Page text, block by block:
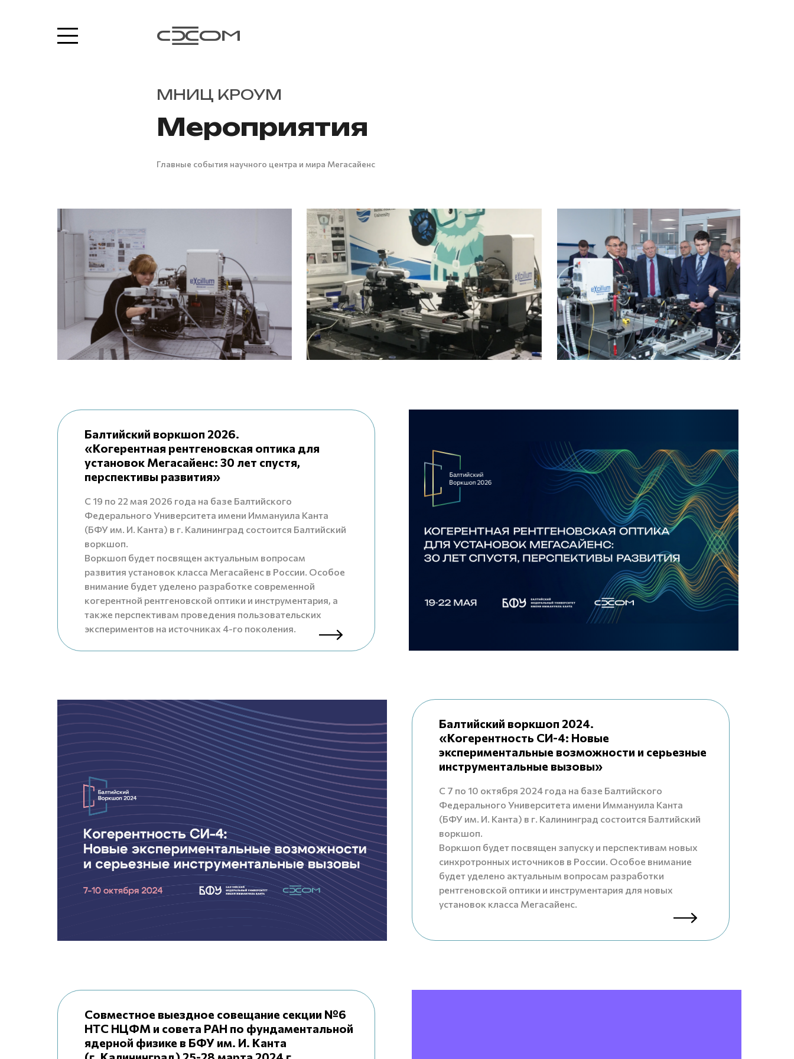
МНИЦ КРОУМ
Мероприятия
Главные события научного центра и мира Мегасайенс
Балтийский воркшоп 2026.
«Когерентная рентгеновская оптика для
установок Мегасайенс: 30 лет спустя,
перспективы развития»
С 19 по 22 мая 2026 года на базе Балтийского
Федерального Университета имени Иммануила Канта
(БФУ им. И. Канта) в г. Калининград состоится Балтийский
воркшоп.
Воркшоп будет посвящен актуальным вопросам
развития установок класса Мегасайенс в России. Особое
внимание будет уделено разработке современной
когерентной рентгеновской оптики и инструментария, а
также перспективам проведения пользовательских
экспериментов на источниках 4-го поколения.
Балтийский воркшоп 2024.
«Когерентность СИ-4: Новые
экспериментальные возможности и серьезные
инструментальные вызовы»
С 7 по 10 октября 2024 года на базе Балтийского
Федерального Университета имени Иммануила Канта
(БФУ им. И. Канта) в г. Калининград состоится Балтийский
воркшоп.
Воркшоп будет посвящен запуску и перспективам новых
синхротронных источников в России. Особое внимание
будет уделено актуальным вопросам разработки
рентгеновской оптики и инструментария для новых
установок класса Мегасайенс.
Совместное выездное совещание секции №6
НТС НЦФМ и совета РАН по фундаментальной
ядерной физике в БФУ им. И. Канта